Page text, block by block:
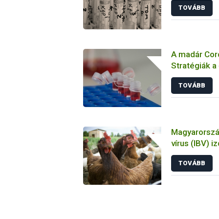
TOVÁBB
A madár
Stratégiák a
TOVÁBB
vírus (IBV)
biológiai
TOVÁBB